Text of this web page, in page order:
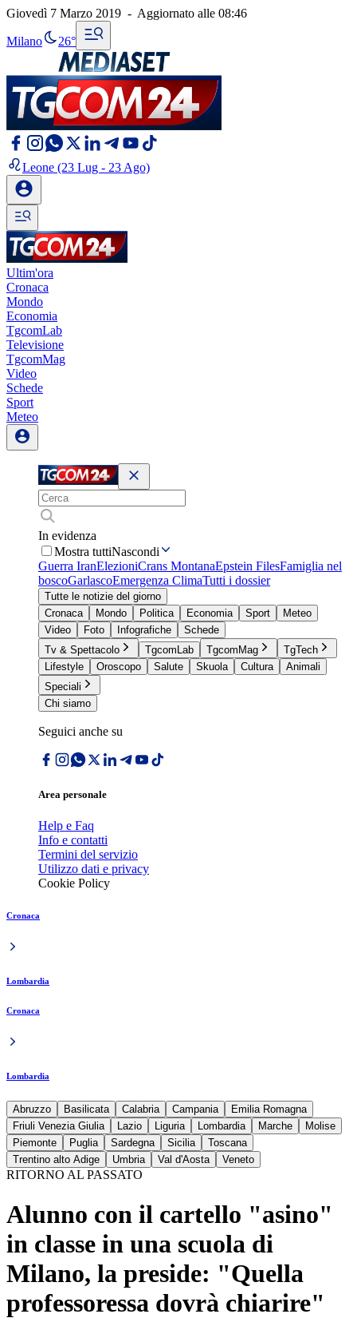
Giovedì 7 Marzo 2019 - Aggiornato alle 08:46
Milano 26°
Leone (23 Lug - 23 Ago)
Ultim'ora
Cronaca
Mondo
Economia
TgcomLab
Televisione
TgcomMag
Video
Schede
Sport
Meteo
In evidenza
Mostra tuttiNascondi
Guerra IranElezioniCrans MontanaEpstein FilesFamiglia nel
boscoGarlascoEmergenza ClimaTutti i dossier
Tutte le notizie del giorno
Cronaca
Mondo Politica Economia Sport
Meteo
Video
Foto Infografiche
Schede
Tv & Spettacolo
TgcomLab TgcomMag
TgTech
Lifestyle
Oroscopo Salute Skuola Cultura
Animali
Speciali
Chi siamo
Seguici anche su
Area personale
Help e Faq
Info e contatti
Termini del servizio
Utilizzo dati e privacy
Cookie Policy
Cronaca
Lombardia
Cronaca
Lombardia
Abruzzo Basilicata Calabria Campania
Emilia Romagna
Friuli Venezia Giulia
Lazio Liguria Lombardia Marche
Molise
Piemonte
Puglia Sardegna Sicilia
Toscana
Trentino alto Adige
Umbria Val d'Aosta Veneto
RITORNO AL PASSATO
Alunno con il cartello "asino"
in classe in una scuola di
Milano, la preside: "Quella
professoressa dovrà chiarire"